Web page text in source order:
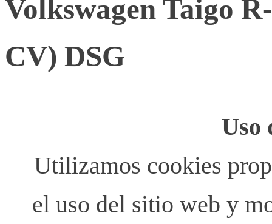
Volkswagen Taigo
CV) DSG
Uso
Utilizamos cookies
el uso del sitio web y